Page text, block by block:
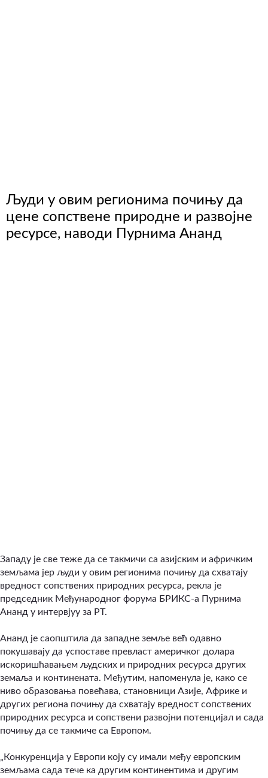
Људи у овим регионима почињу да
цене сопствене природне и развојне
ресурсе, наводи Пурнима Ананд
Западу је све теже да се такмичи са азијским и афричким
земљама јер људи у овим регионима почињу да схватају
вредност сопствених природних ресурса, рекла је
председник Међународног форума БРИКС-а Пурнима
Ананд у интервјуу за РТ.
Ананд је саопштила да западне земље већ одавно
покушавају да успоставе превласт америчког долара
искоришћавањем људских и природних ресурса других
земаља и континената. Међутим, напоменула је, како се
ниво образовања повећава, становници Азије, Африке и
других региона почињу да схватају вредност сопствених
природних ресурса и сопствени развојни потенцијал и сада
почињу да се такмиче са Европом.
„Конкуренција у Европи коју су имали међу европским
земљама сада тече ка другим континентима и другим